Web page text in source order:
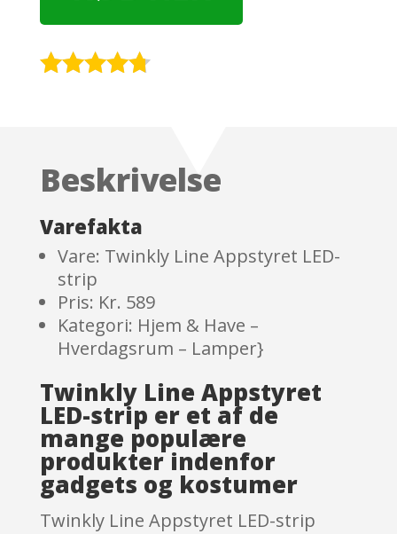
ratings
Beskrivelse
Varefakta
Vare: Twinkly Line Appstyret LED-
strip
Pris: Kr. 589
Kategori: Hjem & Have –
Hverdagsrum – Lamper}
Twinkly Line Appstyret
LED-strip er et af de
mange populære
produkter indenfor
gadgets og kostumer
Twinkly Line Appstyret LED-strip